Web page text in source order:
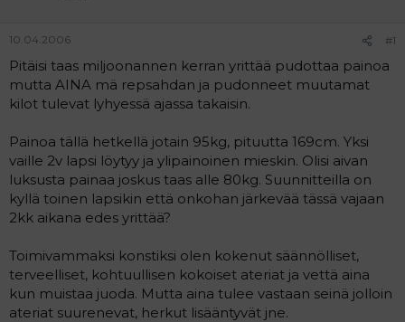
n
a
o
i
t
a
j
a
i
e
s
t
10.04.2006 #1
Pitäisi taas miljoonannen kerran yrittää pudottaa painoa
mutta AINA mä repsahdan ja pudonneet muutamat
kilot tulevat lyhyessä ajassa takaisin.
Painoa tällä hetkellä jotain 95kg, pituutta 169cm. Yksi
vaille 2v lapsi löytyy ja ylipainoinen mieskin. Olisi aivan
luksusta painaa joskus taas alle 80kg. Suunnitteilla on
kyllä toinen lapsikin että onkohan järkevää tässä vajaan
2kk aikana edes yrittää?
Toimivammaksi konstiksi olen kokenut säännölliset,
terveelliset, kohtuullisen kokoiset ateriat ja vettä aina
kun muistaa juoda. Mutta aina tulee vastaan seinä jolloin
ateriat suurenevat, herkut lisääntyvät jne.